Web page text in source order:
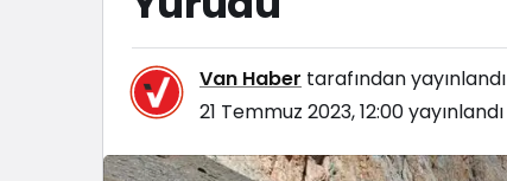
Van Haber tarafından yayınlandı
21 Temmuz 2023, 12:00yayınlandı